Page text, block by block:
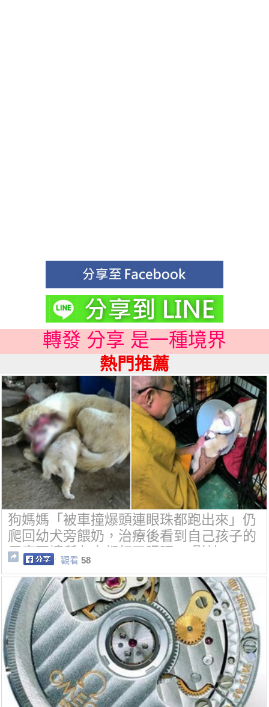
轉發 分享 是一種境界
熱門推薦
狗媽媽「被車撞爆頭連眼珠都跑出來」仍
爬回幼犬旁餵奶，治療後看到自己孩子的
反應更讓所有人都紅了眼眶。(影片)
觀看 58